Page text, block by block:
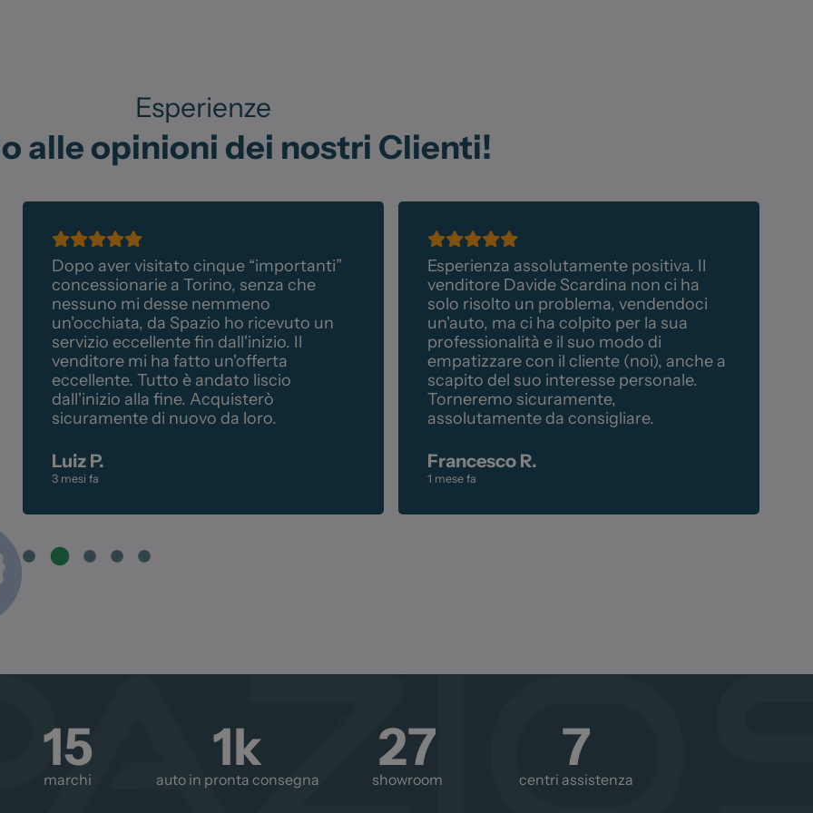
Esperienze
alle opinioni dei nostri Clienti!
Dopo aver visitato cinque “importanti”
concessionarie a Torino, senza che
nessuno mi desse nemmeno
un'occhiata, da Spazio ho ricevuto un
servizio eccellente fin dall'inizio. Il
venditore mi ha fatto un'offerta
eccellente. Tutto è andato liscio
dall'inizio alla fine. Acquisterò
sicuramente di nuovo da loro.
Luiz P.
3 mesi fa
Esperienza assolutamente positiva. Il
venditore Davide Scardina non ci ha
solo risolto un problema, vendendoci
un'auto, ma ci ha colpito per la sua
professionalità e il suo modo di
empatizzare con il cliente (noi), anche a
scapito del suo interesse personale.
Torneremo sicuramente,
assolutamente da consigliare.
Francesco R.
1 mese fa
marchi
15
auto in pronta consegna
1k
showroom
27
centri assistenza
7